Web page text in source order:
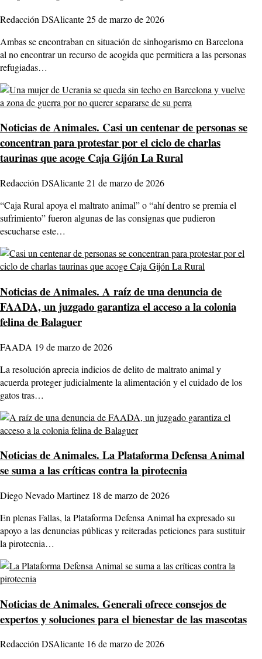
Redacción DSAlicante25 de marzo de 2026
Ambas se encontraban en situación de sinhogarismo en Barcelona
al no encontrar un recurso de acogida que permitiera a las personas
refugiadas…
Noticias de Animales. Casi un centenar de personas se
concentran para protestar por el ciclo de charlas
taurinas que acoge Caja Gijón La Rural
Redacción DSAlicante21 de marzo de 2026
“Caja Rural apoya el maltrato animal” o “ahí dentro se premia el
sufrimiento” fueron algunas de las consignas que pudieron
escucharse este…
Noticias de Animales. A raíz de una denuncia de
FAADA, un juzgado garantiza el acceso a la colonia
felina de Balaguer
FAADA 19 de marzo de 2026
La resolución aprecia indicios de delito de maltrato animal y
acuerda proteger judicialmente la alimentación y el cuidado de los
gatos tras…
Noticias de Animales. La Plataforma Defensa Animal
se suma a las críticas contra la pirotecnia
Diego Nevado Martinez 18 de marzo de 2026
En plenas Fallas, la Plataforma Defensa Animal ha expresado su
apoyo a las denuncias públicas y reiteradas peticiones para sustituir
la pirotecnia…
Noticias de Animales. Generali ofrece consejos de
expertos y soluciones para el bienestar de las mascotas
Redacción DSAlicante 16 de marzo de 2026